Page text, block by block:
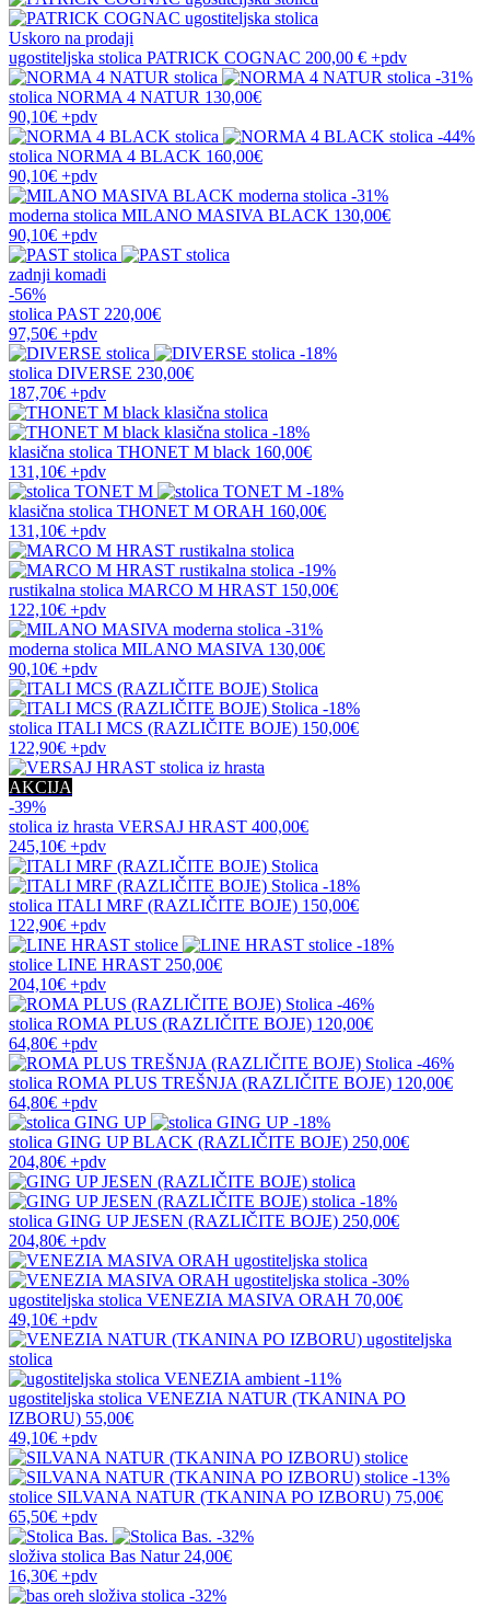
Uskoro na prodaji
ugostiteljska stolica PATRICK COGNAC 200,00 € +pdv
-31%
stolica NORMA 4 NATUR 130,00€
90,10€ +pdv
-44%
stolica NORMA 4 BLACK 160,00€
90,10€ +pdv
-31%
moderna stolica MILANO MASIVA BLACK 130,00€
90,10€ +pdv
zadnji komadi
-56%
stolica PAST 220,00€
97,50€ +pdv
-18%
stolica DIVERSE 230,00€
187,70€ +pdv
-18%
klasična stolica THONET M black 160,00€
131,10€ +pdv
-18%
klasična stolica THONET M ORAH 160,00€
131,10€ +pdv
-19%
rustikalna stolica MARCO M HRAST 150,00€
122,10€ +pdv
-31%
moderna stolica MILANO MASIVA 130,00€
90,10€ +pdv
-18%
stolica ITALI MCS (RAZLIČITE BOJE) 150,00€
122,90€ +pdv
AKCIJA
-39%
stolica iz hrasta VERSAJ HRAST 400,00€
245,10€ +pdv
-18%
stolica ITALI MRF (RAZLIČITE BOJE) 150,00€
122,90€ +pdv
-18%
stolice LINE HRAST 250,00€
204,10€ +pdv
-46%
stolica ROMA PLUS (RAZLIČITE BOJE) 120,00€
64,80€ +pdv
-46%
stolica ROMA PLUS TREŠNJA (RAZLIČITE BOJE) 120,00€
64,80€ +pdv
-18%
stolica GING UP BLACK (RAZLIČITE BOJE) 250,00€
204,80€ +pdv
-18%
stolica GING UP JESEN (RAZLIČITE BOJE) 250,00€
204,80€ +pdv
-30%
ugostiteljska stolica VENEZIA MASIVA ORAH 70,00€
49,10€ +pdv
-11%
ugostiteljska stolica VENEZIA NATUR (TKANINA PO
IZBORU) 55,00€
49,10€ +pdv
-13%
stolice SILVANA NATUR (TKANINA PO IZBORU) 75,00€
65,50€ +pdv
-32%
složiva stolica Bas Natur 24,00€
16,30€ +pdv
-32%